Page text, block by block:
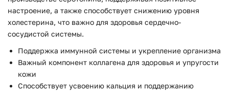
настроение, а также способствует снижению уровня
холестерина, что важно для здоровья сердечно-
сосудистой системы.
Поддержка иммунной системы и укрепление организма
Важный компонент коллагена для здоровья и упругости
кожи
Способствует усвоению кальция и поддержанию